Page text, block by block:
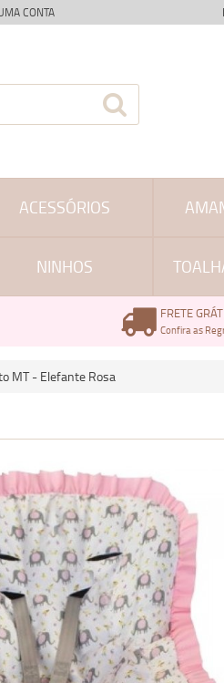
CONTA
ACESSÓRIOS
NINHOS
FRETE
Confira as
MT - Elefante Rosa